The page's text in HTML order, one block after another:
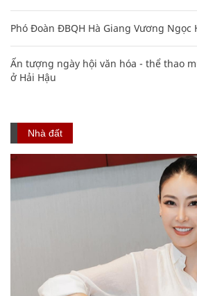
Phó Đoàn ĐBQH Hà Giang Vương Ngọc
Ấn tượng ngày hội văn hóa - thể thao
ở Hải Hậu
Nhà đất